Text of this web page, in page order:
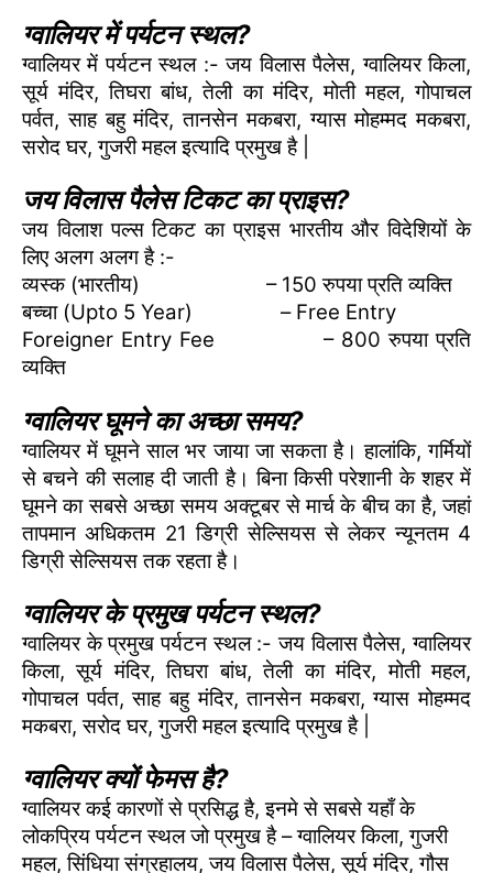
ग्वालियर में पर्यटन स्थल?
ग्वालियर में पर्यटन स्थल :- जय विलास पैलेस, ग्वालियर किला,
सूर्य मंदिर, तिघरा बांध, तेली का मंदिर, मोती महल, गोपाचल
पर्वत, साह बहु मंदिर, तानसेन मकबरा, ग्यास मोहम्मद मकबरा,
सरोद घर, गुजरी महल इत्यादि प्रमुख है |
जय विलास पैलेस टिकट का प्राइस?
जय विलाश पल्स टिकट का प्राइस भारतीय और विदेशियों के
लिए अलग अलग है :-
व्यस्क (भारतीय) – 150 रुपया प्रति व्यक्ति
बच्चा (Upto 5 Year) – Free Entry
Foreigner Entry Fee – 800 रुपया प्रति
व्यक्ति
ग्वालियर घूमने का अच्छा समय?
ग्वालियर में घूमने साल भर जाया जा सकता है। हालांकि, गर्मियों
से बचने की सलाह दी जाती है। बिना किसी परेशानी के शहर में
घूमने का सबसे अच्छा समय अक्टूबर से मार्च के बीच का है, जहां
तापमान अधिकतम 21 डिग्री सेल्सियस से लेकर न्यूनतम 4
डिग्री सेल्सियस तक रहता है।
ग्वालियर के प्रमुख पर्यटन स्थल?
ग्वालियर के प्रमुख पर्यटन स्थल :- जय विलास पैलेस, ग्वालियर
किला, सूर्य मंदिर, तिघरा बांध, तेली का मंदिर, मोती महल,
गोपाचल पर्वत, साह बहु मंदिर, तानसेन मकबरा, ग्यास मोहम्मद
मकबरा, सरोद घर, गुजरी महल इत्यादि प्रमुख है |
ग्वालियर क्यों फेमस है?
ग्वालियर कई कारणों से प्रसिद्ध है, इनमे से सबसे यहाँ के
लोकप्रिय पर्यटन स्थल जो प्रमुख है – ग्वालियर किला, गुजरी
महल, सिंधिया संग्रहालय, जय विलास पैलेस, सूर्य मंदिर, गौस